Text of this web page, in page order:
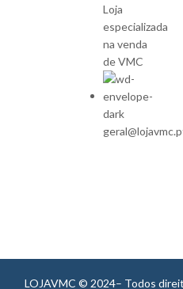
Loja
especializada
na venda
de VMC
LOJAVMC © 2024– Todos